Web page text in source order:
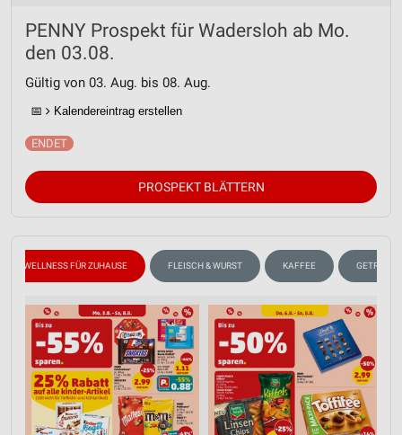
PENNY Prospekt für Wadersloh ab Mo.
den 03.08.
Gültig von 03. Aug. bis 08. Aug.
📅 Kalendereintrag erstellen
PROSPEKT BLÄTTERN
WELLNESS FÜR ZUHAUSE FLEISCH & WURST KAFFEE GETRÄNKE